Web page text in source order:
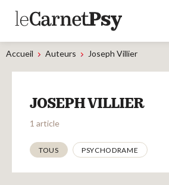
Articles
A la une
Adolescence
Dispositif
Enfance
Périnatalité
Psychanalyse
Psychopathologie
Soin
Dossiers
Accueil Auteurs Joseph Villier
JOSEPH VILLIER
1 article
Thématiques
TOUS PSYCHODRAME